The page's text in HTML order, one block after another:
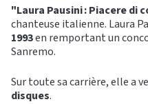
"Laura Pausini : Piacere di
chanteuse italienne. Laura
1993en remportant un
Sanremo.
Sur toute sa carrière, elle a
disques.